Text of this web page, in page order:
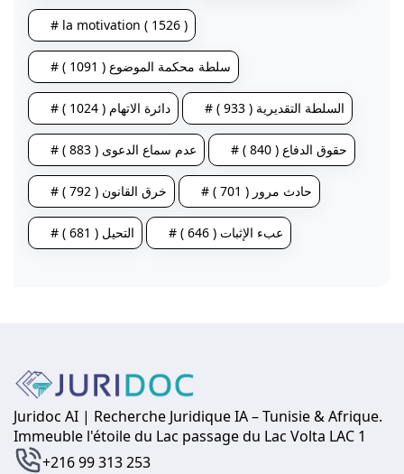
# la motivation ( 1526 )
# سلطة محكمة الموضوع ( 1091 )
# دائرة الاتهام ( 1024 ) # السلطة التقديرية ( 933 )
# عدم سماع الدعوى ( 883 ) # حقوق الدفاع ( 840 )
# خرق القانون ( 792 ) # حادث مرور ( 701 )
# التحيل ( 681 ) # عبء الإثبات ( 646 )
Juridoc AI | Recherche Juridique IA – Tunisie & Afrique.
Immeuble l'étoile du Lac passage du Lac Volta LAC 1
+216 99 313 253